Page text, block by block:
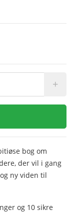
+
bog om
der vil i gang
ny viden til
og 10 sikre